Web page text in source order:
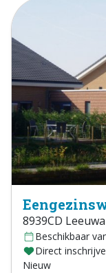
8939CD
Beschikbaar
Direct
Nieuw